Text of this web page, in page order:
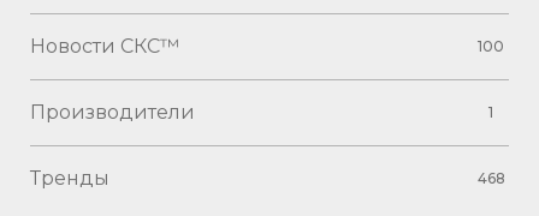
Новости СКС™ 100
Производители 1
Тренды 468